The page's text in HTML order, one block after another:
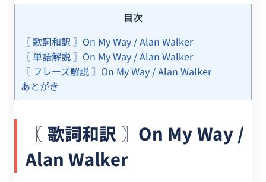
目次
〖 歌詞和訳 〗On My Way / Alan Walker
〖 単語解説 〗On My Way / Alan Walker
〖 フレーズ解説 〗On My Way / Alan Walker
あとがき
〖 歌詞和訳 〗On My Way /
Alan Walker